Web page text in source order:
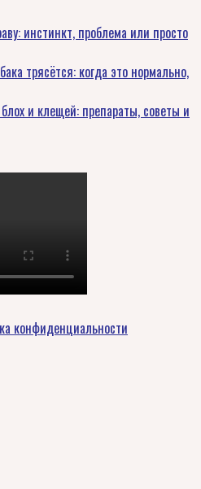
инстинкт, проблема или просто
трясётся: когда это нормально,
и клещей: препараты, советы и
конфиденциальности